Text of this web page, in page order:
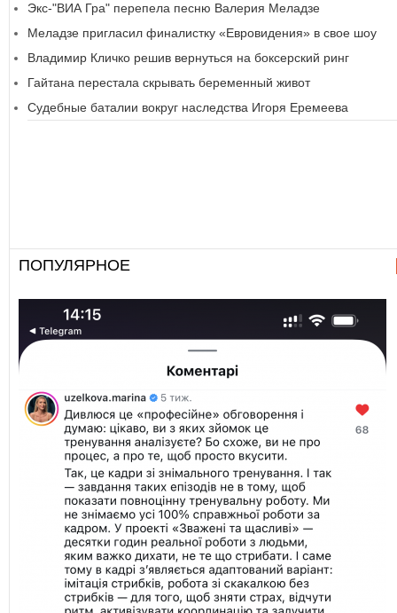
Экс-"ВИА Гра" перепела песню Валерия Меладзе
Меладзе пригласил финалистку «Евровидения» в свое шоу
Владимир Кличко решив вернуться на боксерский ринг
Гайтана перестала скрывать беременный живот
Судебные баталии вокруг наследства Игоря Еремеева
ПОПУЛЯРНОЕ